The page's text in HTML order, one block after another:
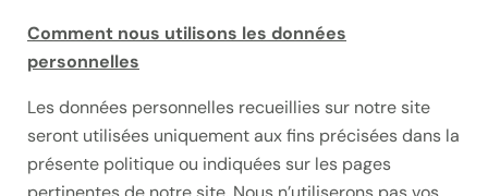
Comment nous utilisons les données
personnelles
Les données personnelles recueillies sur notre site
seront utilisées uniquement aux fins précisées dans la
présente politique ou indiquées sur les pages